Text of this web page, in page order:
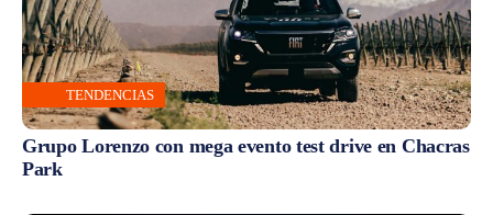
TENDENCIAS
Grupo Lorenzo con mega evento test drive en Chacras
Park